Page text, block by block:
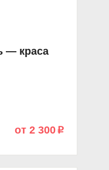
— краса
от 2 300 p